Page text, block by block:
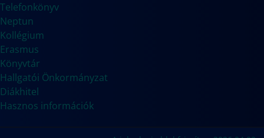
Telefonkönyv
Neptun
Kollégium
Erasmus
Könyvtár
Hallgatói Önkormányzat
Diákhitel
Hasznos információk